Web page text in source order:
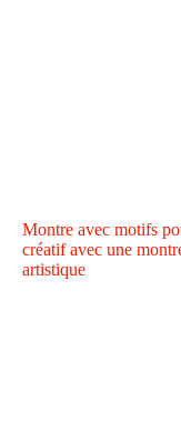
Montre avec motifs
créatif avec une
artistique